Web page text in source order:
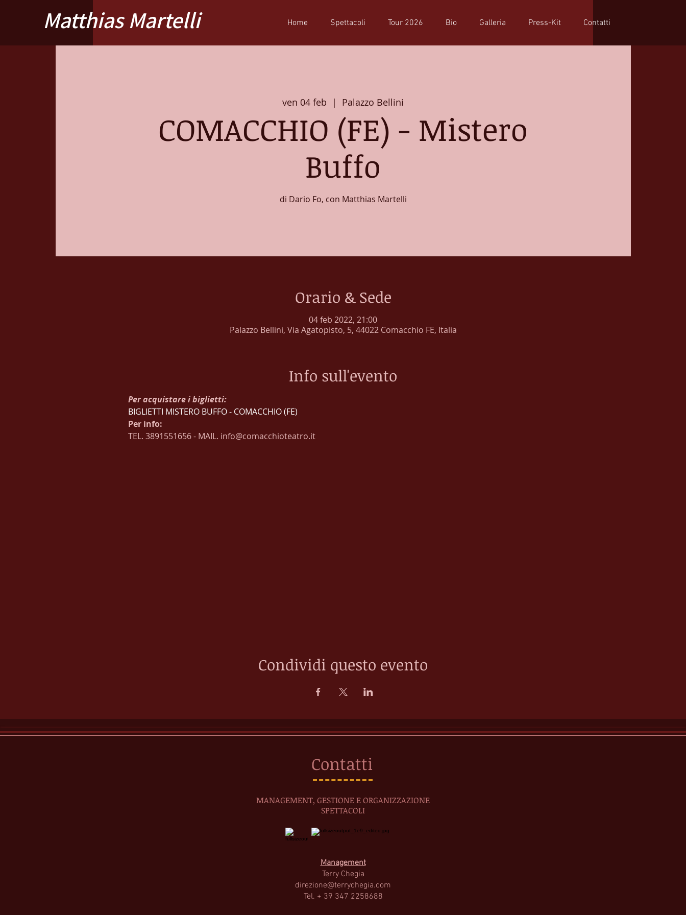
Matthias Martelli Home Spettacoli Tour 2026 Bio Galleria Press-Kit Contatti
ven 04 feb
  |
Palazzo Bellini
COMACCHIO (FE) - Mistero
Buffo
di Dario Fo, con Matthias Martelli
Orario & Sede
04 feb 2022, 21:00
Palazzo Bellini, Via Agatopisto, 5, 44022 Comacchio FE, Italia
Info sull'evento
Per acquistare i biglietti:
BIGLIETTI MISTERO BUFFO - COMACCHIO (FE)
Per info:
TEL. 3891551656 - MAIL. info@comacchioteatro.it
Condividi questo evento
MANAGEMENT, GESTIONE E ORGANIZZAZIONE
SPETTACOLI
Management
Terry Chegia
direzione@terrychegia.com
Tel. + 39 347 2258688
Contatti